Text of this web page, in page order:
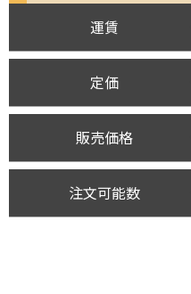
運賃
定価
販売価格
注文可能数